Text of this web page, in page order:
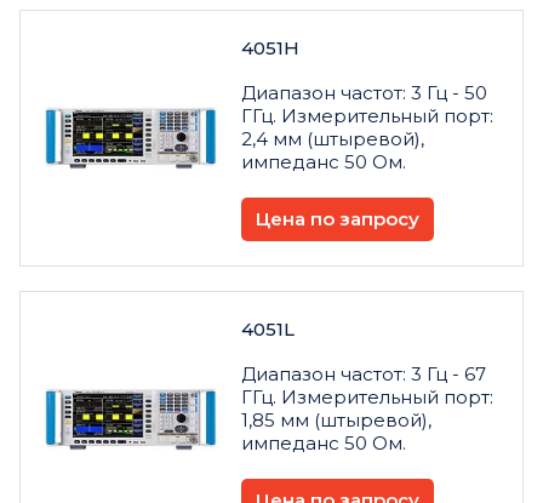
4051H
Диапазон частот: 3 Гц - 50
ГГц. Измерительный порт:
2,4 мм (штыревой),
импеданс 50 Ом.
Цена по запросу
4051L
Диапазон частот: 3 Гц - 67
ГГц. Измерительный порт:
1,85 мм (штыревой),
импеданс 50 Ом.